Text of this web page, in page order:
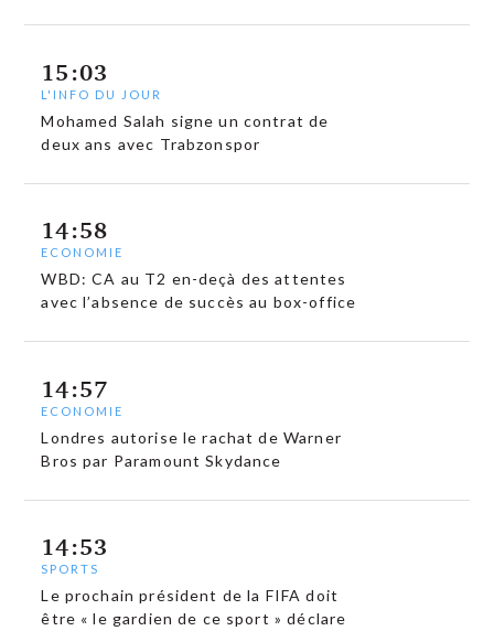
15:03
L'INFO DU JOUR
Mohamed Salah signe un contrat de
deux ans avec Trabzonspor
14:58
ECONOMIE
WBD: CA au T2 en-deçà des attentes
avec l’absence de succès au box-office
14:57
ECONOMIE
Londres autorise le rachat de Warner
Bros par Paramount Skydance
14:53
SPORTS
Le prochain président de la FIFA doit
être « le gardien de ce sport » déclare